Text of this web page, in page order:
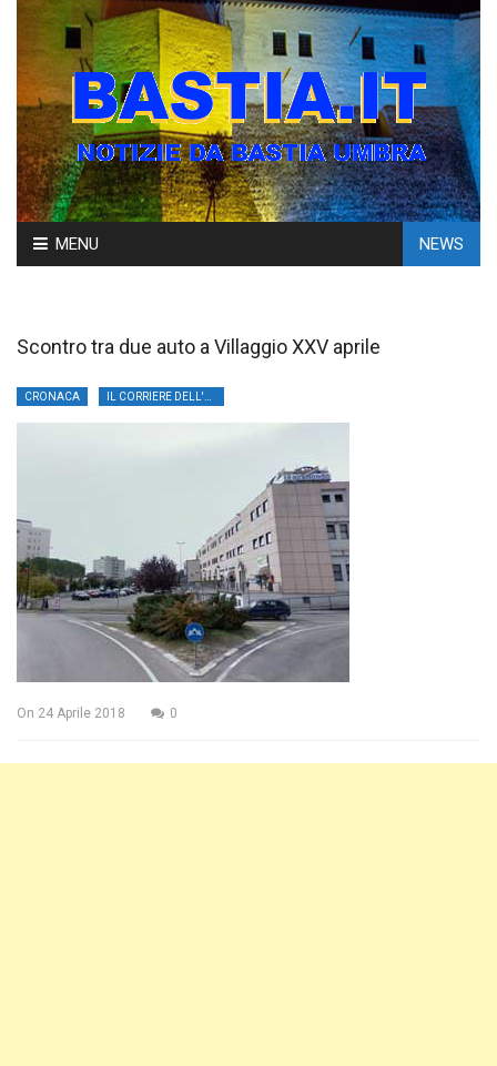
Skip
to
MENU NEWS
Scontro tra due auto a Villaggio XXV aprile
CRONACA
On 24 Aprile 2018 0